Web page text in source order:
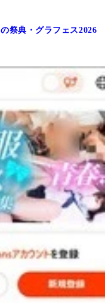
祭典・グラフェス2026